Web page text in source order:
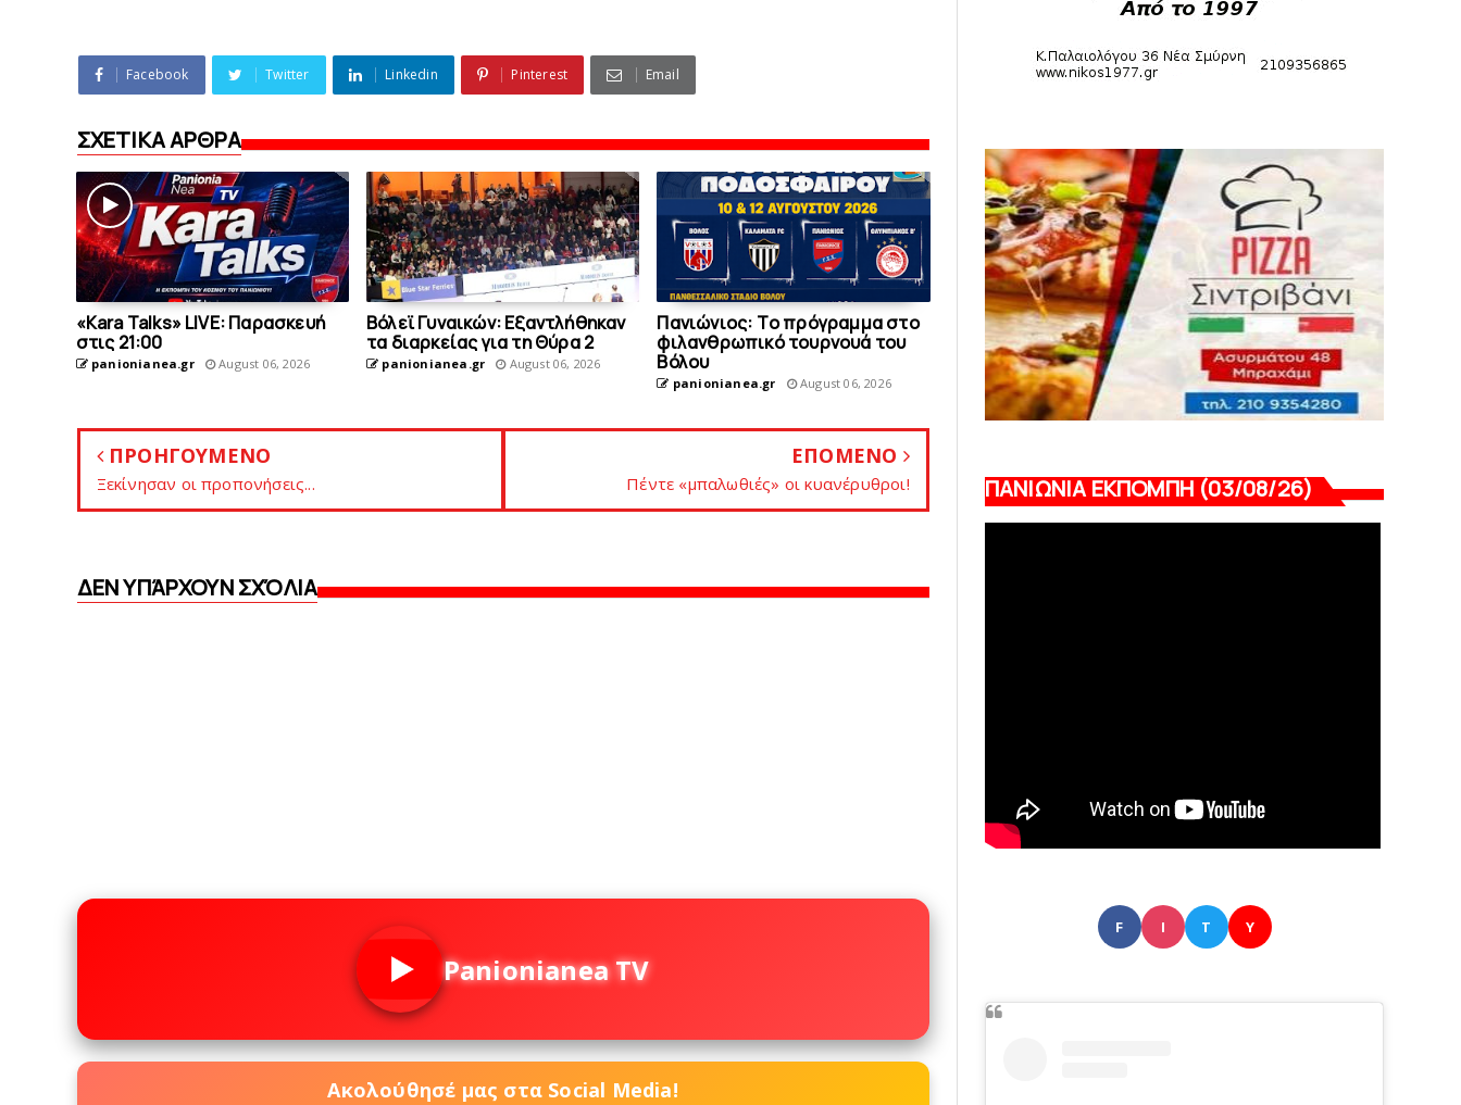
Facebook Twitter Linkedin Pinterest Email
ΣΧΕΤΙΚΑ ΑΡΘΡΑ
«Kara Talks» LIVE: Παρασκευή
στις 21:00
panionianea.gr August 06, 2026
Bόλεϊ Γυναικών: Εξαντλήθηκαν
τα διαρκείας για τη Θύρα 2
panionianea.gr August 06, 2026
Πανιώνιoς: Tο πρόγραμμα στο
φιλανθρωπικό τουρνουά του
Bόλου
panionianea.gr August 06, 2026
ΠΡΟΗΓΟΥΜΕΝΟ
Ξεκίνησαν οι προπονήσεις...
ΕΠΟΜΕΝΟ
Πέντε «μπαλωθιές» οι κυανέρυθροι!
ΔΕΝ ΥΠΆΡΧΟΥΝ ΣΧΌΛΙΑ
Panionianea TV
Ακολούθησέ μας στα Social Media!
August 04, 2026
Πανιώνια Εκπομπή: Έπεσε η αυλαία της
ΕΠΙΚΑΙΡΟΤΗΤΑ
LIVE η Πανιώνια Εκπομπή!
August 03, 2026
ΠΑΝΙΩΝΙΑ ΕΚΠΟΜΠΗ (03/08/26)
F I T Y